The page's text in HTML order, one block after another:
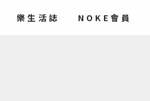
樂生活誌 NOKE會員